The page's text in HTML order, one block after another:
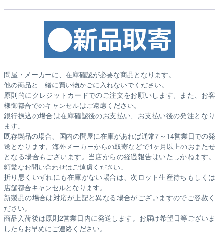
問屋・メーカーに、在庫確認が必要な商品となります。
他の商品と一緒に買い物かごに入れないでください。
原則的にクレジットカードでのご注文をお願いします。また、お客
様御都合でのキャンセルはご遠慮ください。
銀行振込の場合は在庫確認後のお支払い、お支払い後の発注となり
ます。
既存製品の場合、国内の問屋に在庫があれば通常7～14営業日での発
送となります。海外メーカーからの取寄などで1ヶ月以上のおまたせ
となる場合もございます。 当店からの経過報告はいたしかねます。
頻繁なお問い合わせはご遠慮ください。
折り悪くいずれにも在庫がない場合は、次ロット生産待ちもしくは
店舗都合キャンセルとなります。
新製品の場合は対応が上記と異なる場合がございますのでご容赦く
ださい。
商品入荷後は原則2営業日内に発送します。お届け希望日等ございま
したらお早めにご連絡ください。